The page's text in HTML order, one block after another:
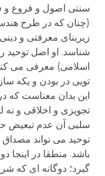
سنتی اصول و فروع و
(چنان که در طرح
زیربنای معرفتی و
شناسد. او اصل توحید
اسلامی) معرفی می
تویی در بودن و یکه
این بدان معناست که
تجویزی و اخلاقی و نه
سلبی آن عدم تبعیض
توحید می تواند مصداق
باشد. منطقا در
گیرد؛ دوگانه ای که